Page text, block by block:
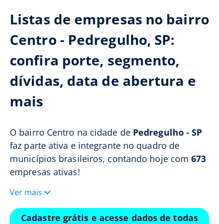
Listas de empresas no bairro
Centro - Pedregulho, SP:
confira porte, segmento,
dívidas, data de abertura e
mais
O bairro Centro na cidade de Pedregulho - SP
faz parte ativa e integrante no quadro de
municípios brasileiros, contando hoje com673
empresas ativas!
Ver mais
Cadastre grátis e acesse dados de todas